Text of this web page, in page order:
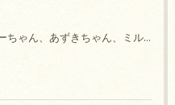
今日はシュガーちゃん、あずきちゃん、ミルキーちゃん、コロンちゃん、ココちゃんのトリミングの紹介です【奈良のエース動物病院】